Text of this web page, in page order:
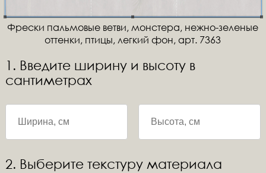
Фрески пальмовые ветви, монстера, нежно-зеленые
оттенки, птицы, легкий фон, арт. 7363
1. Введите ширину и высоту в
сантиметрах
2. Выберите текстуру материала